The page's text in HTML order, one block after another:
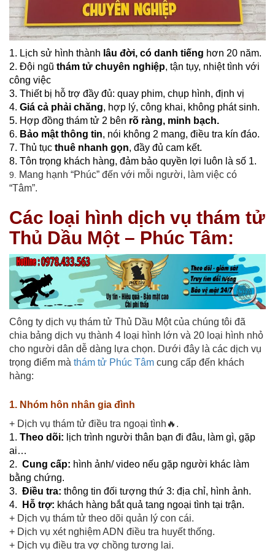
1. Lịch sử hình thành lâu đời, có danh tiếng hơn 20 năm.
2. Đội ngũ thám tử chuyên nghiệp, tận tụy, nhiệt tình với
công việc
3. Thiết bị hỗ trợ đầy đủ: quay phim, chụp hình, định vị
4. Giá cả phải chăng, hợp lý, công khai, không phát sinh.
5. Hợp đồng thám tử 2 bên rõ ràng, minh bạch.
6. Bảo mật thông tin, nói không 2 mang, điều tra kín đáo.
7. Thủ tục thuê nhanh gọn, đầy đủ cam kết.
8. Tôn trọng khách hàng, đảm bảo quyền lợi luôn là số 1.
9.
Mang hạnh “Phúc” đến với mỗi người, làm việc có
“Tâm”.
Các loại hình dịch vụ thám tử
Thủ Dầu Một – Phúc Tâm:
Công ty dịch vụ thám tử Thủ Dầu Một của chúng tôi đã
chia bảng dịch vụ thành 4 loại hình lớn và 20 loại hình nhỏ
cho người dân dễ dàng lựa chọn. Dưới đây là các dịch vụ
trọng điểm mà thám tử Phúc Tâm cung cấp đến khách
hàng:
1. Nhóm hôn nhân gia đình
+ Dịch vụ thám tử điều tra ngoại tình🔥.
1. Theo dõi: lịch trình người thân bạn đi đâu, làm gì, gặp
ai…
2. Cung cấp: hình ảnh/ video nếu gặp người khác làm
bằng chứng.
3. Điều tra: thông tin đối tượng thứ 3: địa chỉ, hình ảnh.
4.
Hỗ trợ: khách hàng bắt quả tang ngoại tình tại trận.
+ Dịch vụ thám tử theo dõi quản lý con cái.
+ Dịch vụ xét nghiệm ADN điều tra huyết thống.
+ Dịch vụ điều tra vợ chồng tương lai.